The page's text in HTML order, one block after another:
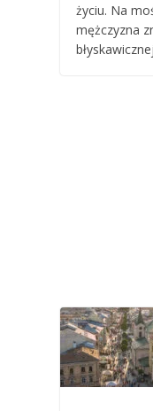
życiu. Na
mężczyzna
błyskawicznej